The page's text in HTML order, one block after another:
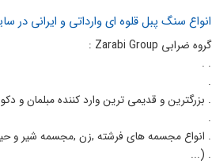
انواع سنگ پبل قلوه ای وارداتی و ایرانی در
گروه ضرابي Zarabi Group :
. .
.
. بزرگترين و قديمي ترين وارد كننده مبلمان و
.
. انواع مجسمه های فرشته ,زن ,مجسمه شير و
. (...